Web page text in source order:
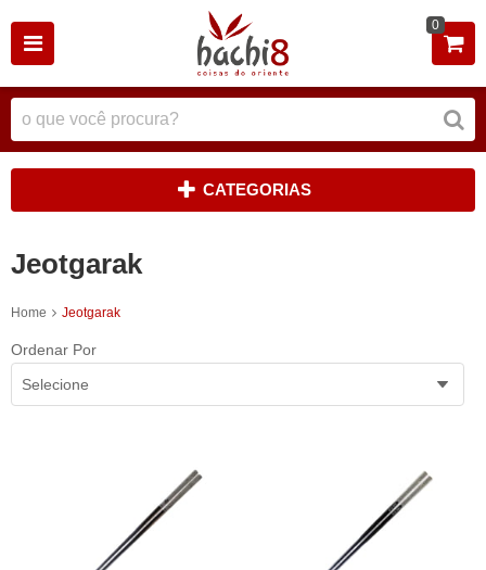
0
CATEGORIAS
Jeotgarak
Home Jeotgarak
Ordenar Por
Selecione